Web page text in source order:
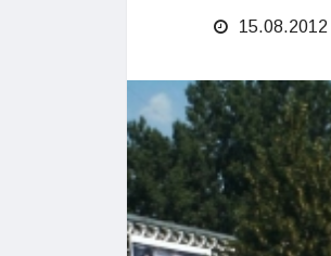
15.08.2012